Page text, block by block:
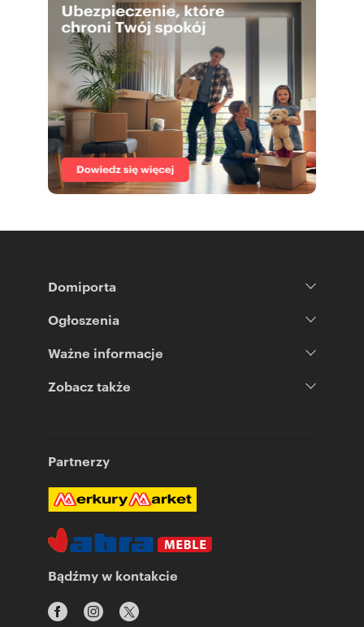
Domiporta
Ogłoszenia
Ważne informacje
Zobacz także
Partnerzy
Bądźmy w kontakcie